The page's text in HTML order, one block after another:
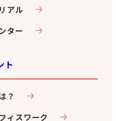
アル
ター
ト
？
ィスワーク